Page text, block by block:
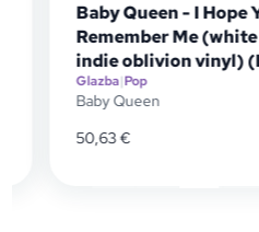
Baby Queen - I Hope
Remember Me (white
indie oblivion vinyl)
Glazba|Pop
Baby Queen
50,63€